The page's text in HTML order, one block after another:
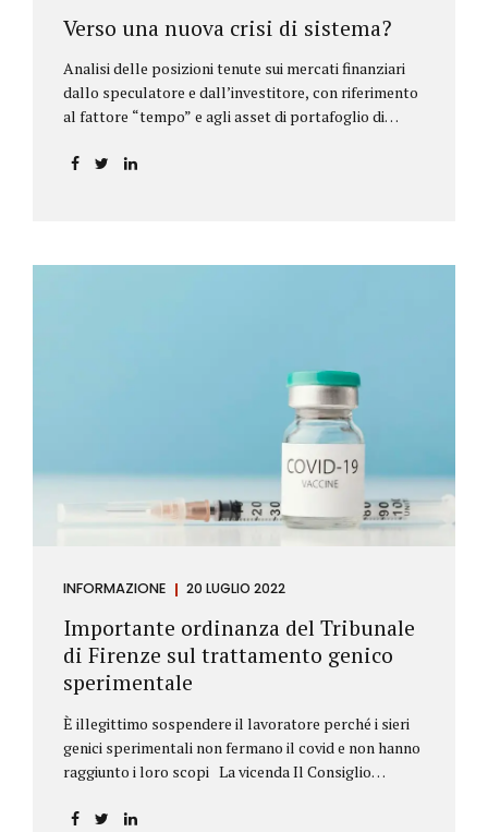
Verso una nuova crisi di sistema?
Analisi delle posizioni tenute sui mercati finanziari
dallo speculatore e dall’investitore, con riferimento
al fattore “tempo” e agli asset di portafoglio di
l’investitore Nelle definizioni di Wikipedia si legge:
Investitore: è colui che decide di investire il proprio
loro investimenti, mentre gli speculatori cercano...
INFORMAZIONE 20 LUGLIO 2022
Importante ordinanza del Tribunale
di Firenze sul trattamento genico
sperimentale
È illegittimo sospendere il lavoratore perché i sieri
genici sperimentali non fermano il covid e non hanno
raggiunto i loro scopi La vicenda Il Consiglio
alla sospensione di una propria iscritta, a causa del